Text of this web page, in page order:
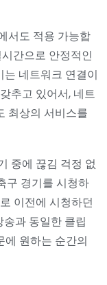
서도 적용 가능합
간으로 안정적인
네트워크 연결이
추고 있어서, 네트
최상의 서비스를
중에 끊김 걱정 없
구 경기를 시청하
이전에 시청하던
과 동일한 클립
에 원하는 순간의